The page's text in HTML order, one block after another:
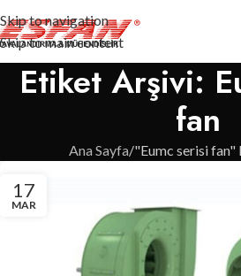
Skip to navigation
Skip to main content
Etiket Arşivi:
fan
Ana Sayfa "Eumc serisi fan"
17
MAR